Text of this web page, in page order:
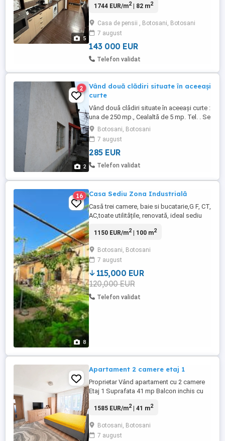
5
instalații electrice și sanitare noi izolat
Botoșani mai multe detalii la telefon
1744 EUR/m2| 82 m2
Casa de pensii , Botosani, Botosani
7 august
143 000 EUR
Telefon validat
2
2
Vând două clădiri situate în aceeași
curte
Vând două clădiri situate în aceeași curte :
una de 250 mp., Cealaltă de 5 mp. Tel. . Se
pretează la multiple utilizări : locuință
depozit garaje spații comerciale firmă
ateliere,etc. Preț300 euro pe mp. Zona
este foarte buna. Botoșani,str. N. Iorga,
jud Botoșani.
Botosani, Botosani
7 august
285 EUR
Telefon validat
8
16 Casa Sediu Zona Industrială
Casă trei camere, baie si bucatarie,G F, CT,
AC,toate utilitățile, renovată, ideal sediu
beci, sopron, Gradina cu pomi fructiferi si
1150 EUR/m2| 100 m2
Botosani, Botosani
7 august
115,000 EUR
120,000 EUR
Telefon validat
Apartament 2 camere etaj 1
Proprietar Vând apartament cu 2 camere
Etaj 1 Suprafata 41 mp Balcon inchis cu
nr.7 Renovat recent Izolat exterior Gresie,
aluminiu ,ușii interior noi + intrarea.
Centrala termica pe gaz Actele la zi ,
1585 EUR/m2| 41 m2
Botosani, Botosani
7 august